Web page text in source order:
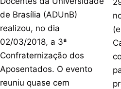
de Brasília (ADUnB)
realizou, no dia
02/03/2018, a 3ª
Confraternização dos
Aposentados. O evento
reuniu quase cem